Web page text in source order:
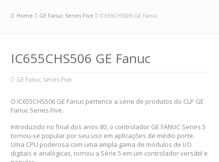
Home GE Fanuc Series Five IC655CHS506 GE Fanuc
IC655CHS506 GE Fanuc
GE Fanuc Series Five
O IC655CHS506 GE Fanuc pertence a série de produtos do CLP GE
Fanuc Series Five.
Introduzido no final dos anos 80, o controlador GE FANUC Series 5
tornou-se popular por seu uso em aplicações de médio porte.
Uma CPU poderosa com uma ampla gama de módulos de I/O
digitais e analógicas, tornou a Série 5 em um controlador versátil e